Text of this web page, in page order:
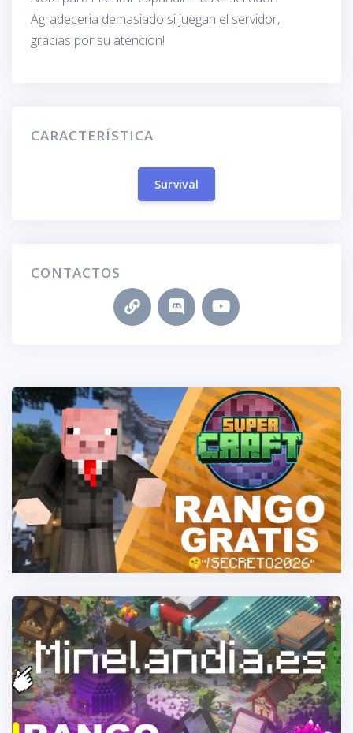
Agradeceria demasiado si juegan el servidor,
gracias por su atencion!
CARACTERÍSTICA
Survival
CONTACTOS